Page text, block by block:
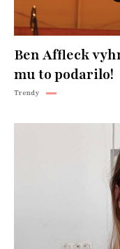
Ben Affleck
mu to podarilo!
Trendy